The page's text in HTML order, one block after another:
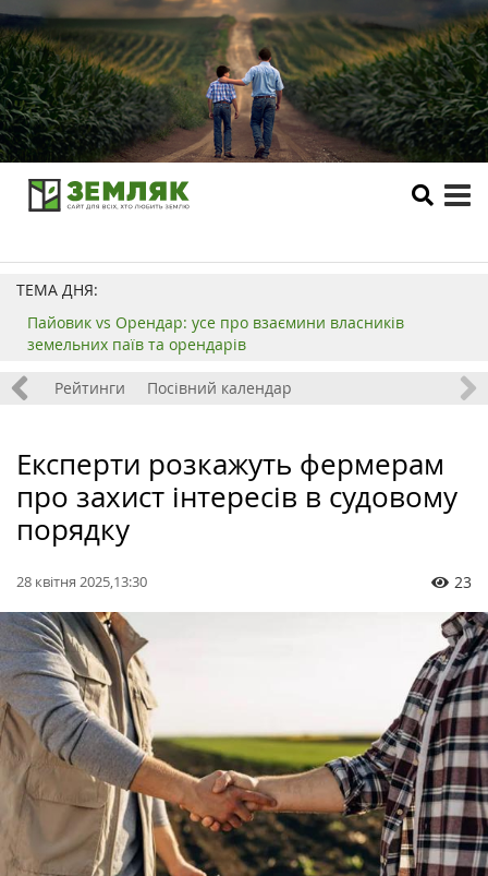
ТЕМА ДНЯ:
Пайовик vs Орендар: усе про взаємини власників
земельних паїв та орендарів
Рейтинги Посівний календар
Експерти розкажуть фермерам
про захист інтересів в судовому
порядку
28 квітня 2025,13:30 23